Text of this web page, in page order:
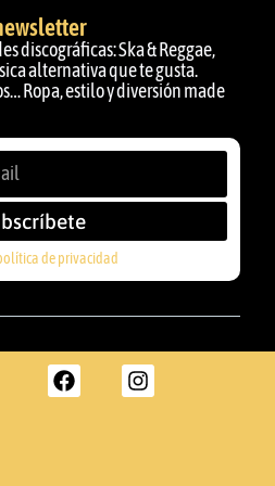
discográficas: Ska & Reggae,
alternativa que te gusta.
Ropa, estilo y diversión made
de privacidad